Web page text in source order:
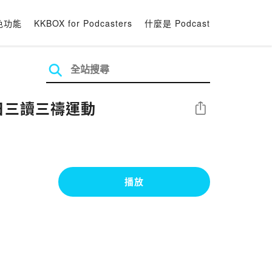
功能 KKBOX for Podcasters 什麼是 Podcast
讀三禱運動 分享
播放